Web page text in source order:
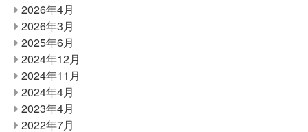
2026年4月
2026年3月
2025年6月
2024年12月
2024年11月
2024年4月
2023年4月
2022年7月